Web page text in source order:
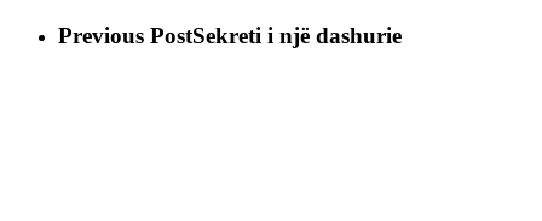
Previous PostSekreti i një dashurie